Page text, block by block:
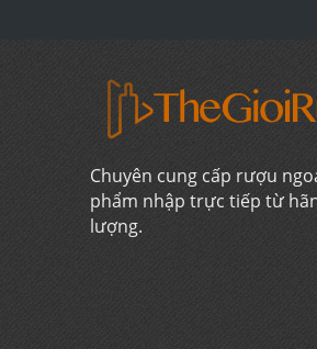
Chuyên cung cấp rượu
phẩm nhập trực tiếp từ
lượng.